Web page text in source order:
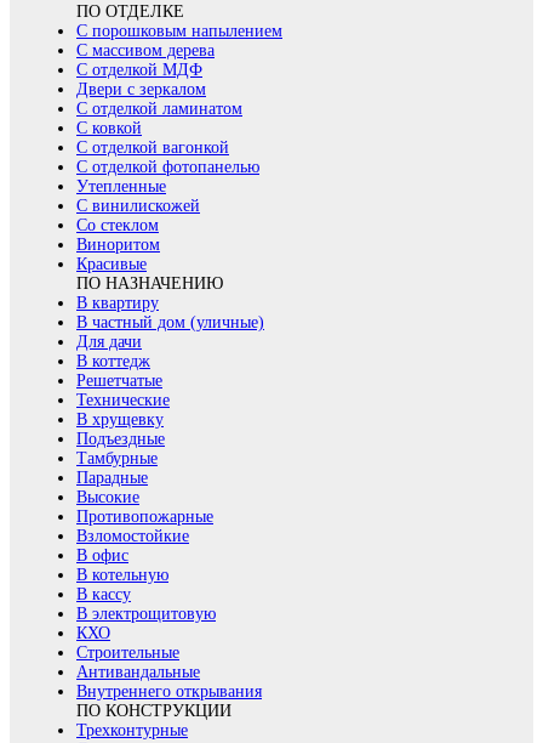
ПО ОТДЕЛКЕ
С порошковым напылением
С массивом дерева
С отделкой МДФ
Двери с зеркалом
С отделкой ламинатом
С ковкой
С отделкой вагонкой
С отделкой фотопанелью
Утепленные
С винилискожей
Со стеклом
Виноритом
Красивые
ПО НАЗНАЧЕНИЮ
В квартиру
В частный дом (уличные)
Для дачи
В коттедж
Решетчатые
Технические
В хрущевку
Подъездные
Тамбурные
Парадные
Высокие
Противопожарные
Взломостойкие
В офис
В котельную
В кассу
В электрощитовую
КХО
Строительные
Антивандальные
Внутреннего открывания
ПО КОНСТРУКЦИИ
Трехконтурные